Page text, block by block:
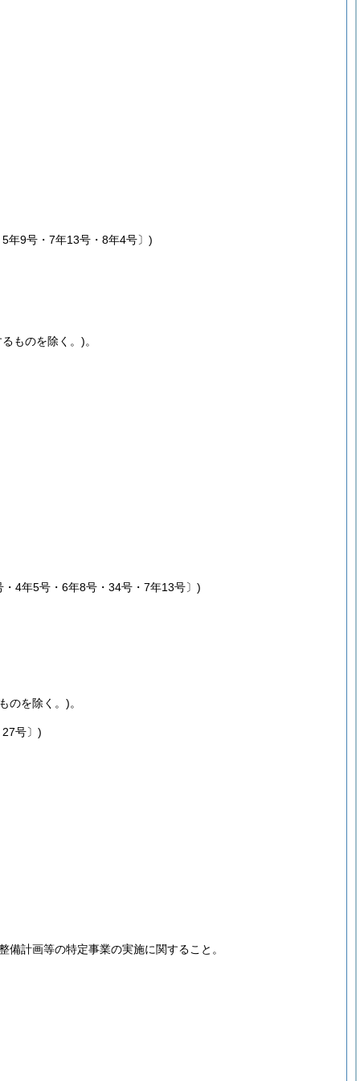
年9号・7年13号・8年4号〕)
ものを除く。)。
4年5号・6年8号・34号・7年13号〕)
のを除く。)。
号〕)
備計画等の特定事業の実施に関すること。